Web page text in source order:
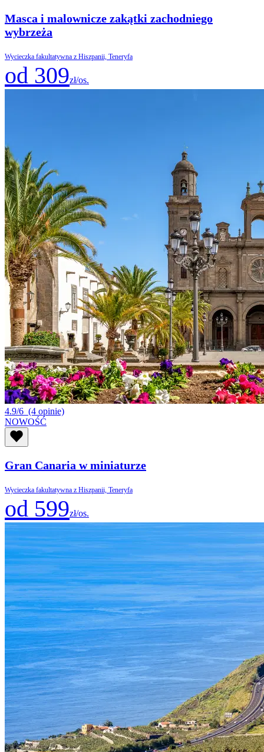
Masca i malownicze zakątki zachodniego
wybrzeża
Wycieczka fakultatywna z Hiszpanii, Teneryfa
od 309zł/os.
4.9/6 (4 opinie)
NOWOŚĆ
Gran Canaria w miniaturze
Wycieczka fakultatywna z Hiszpanii, Teneryfa
od 599zł/os.